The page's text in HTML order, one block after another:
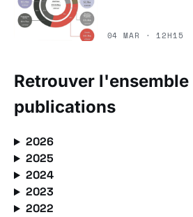
04 MAR · 12H15
Retrouver l'ensemble
publications
2026
2025
2024
2023
2022